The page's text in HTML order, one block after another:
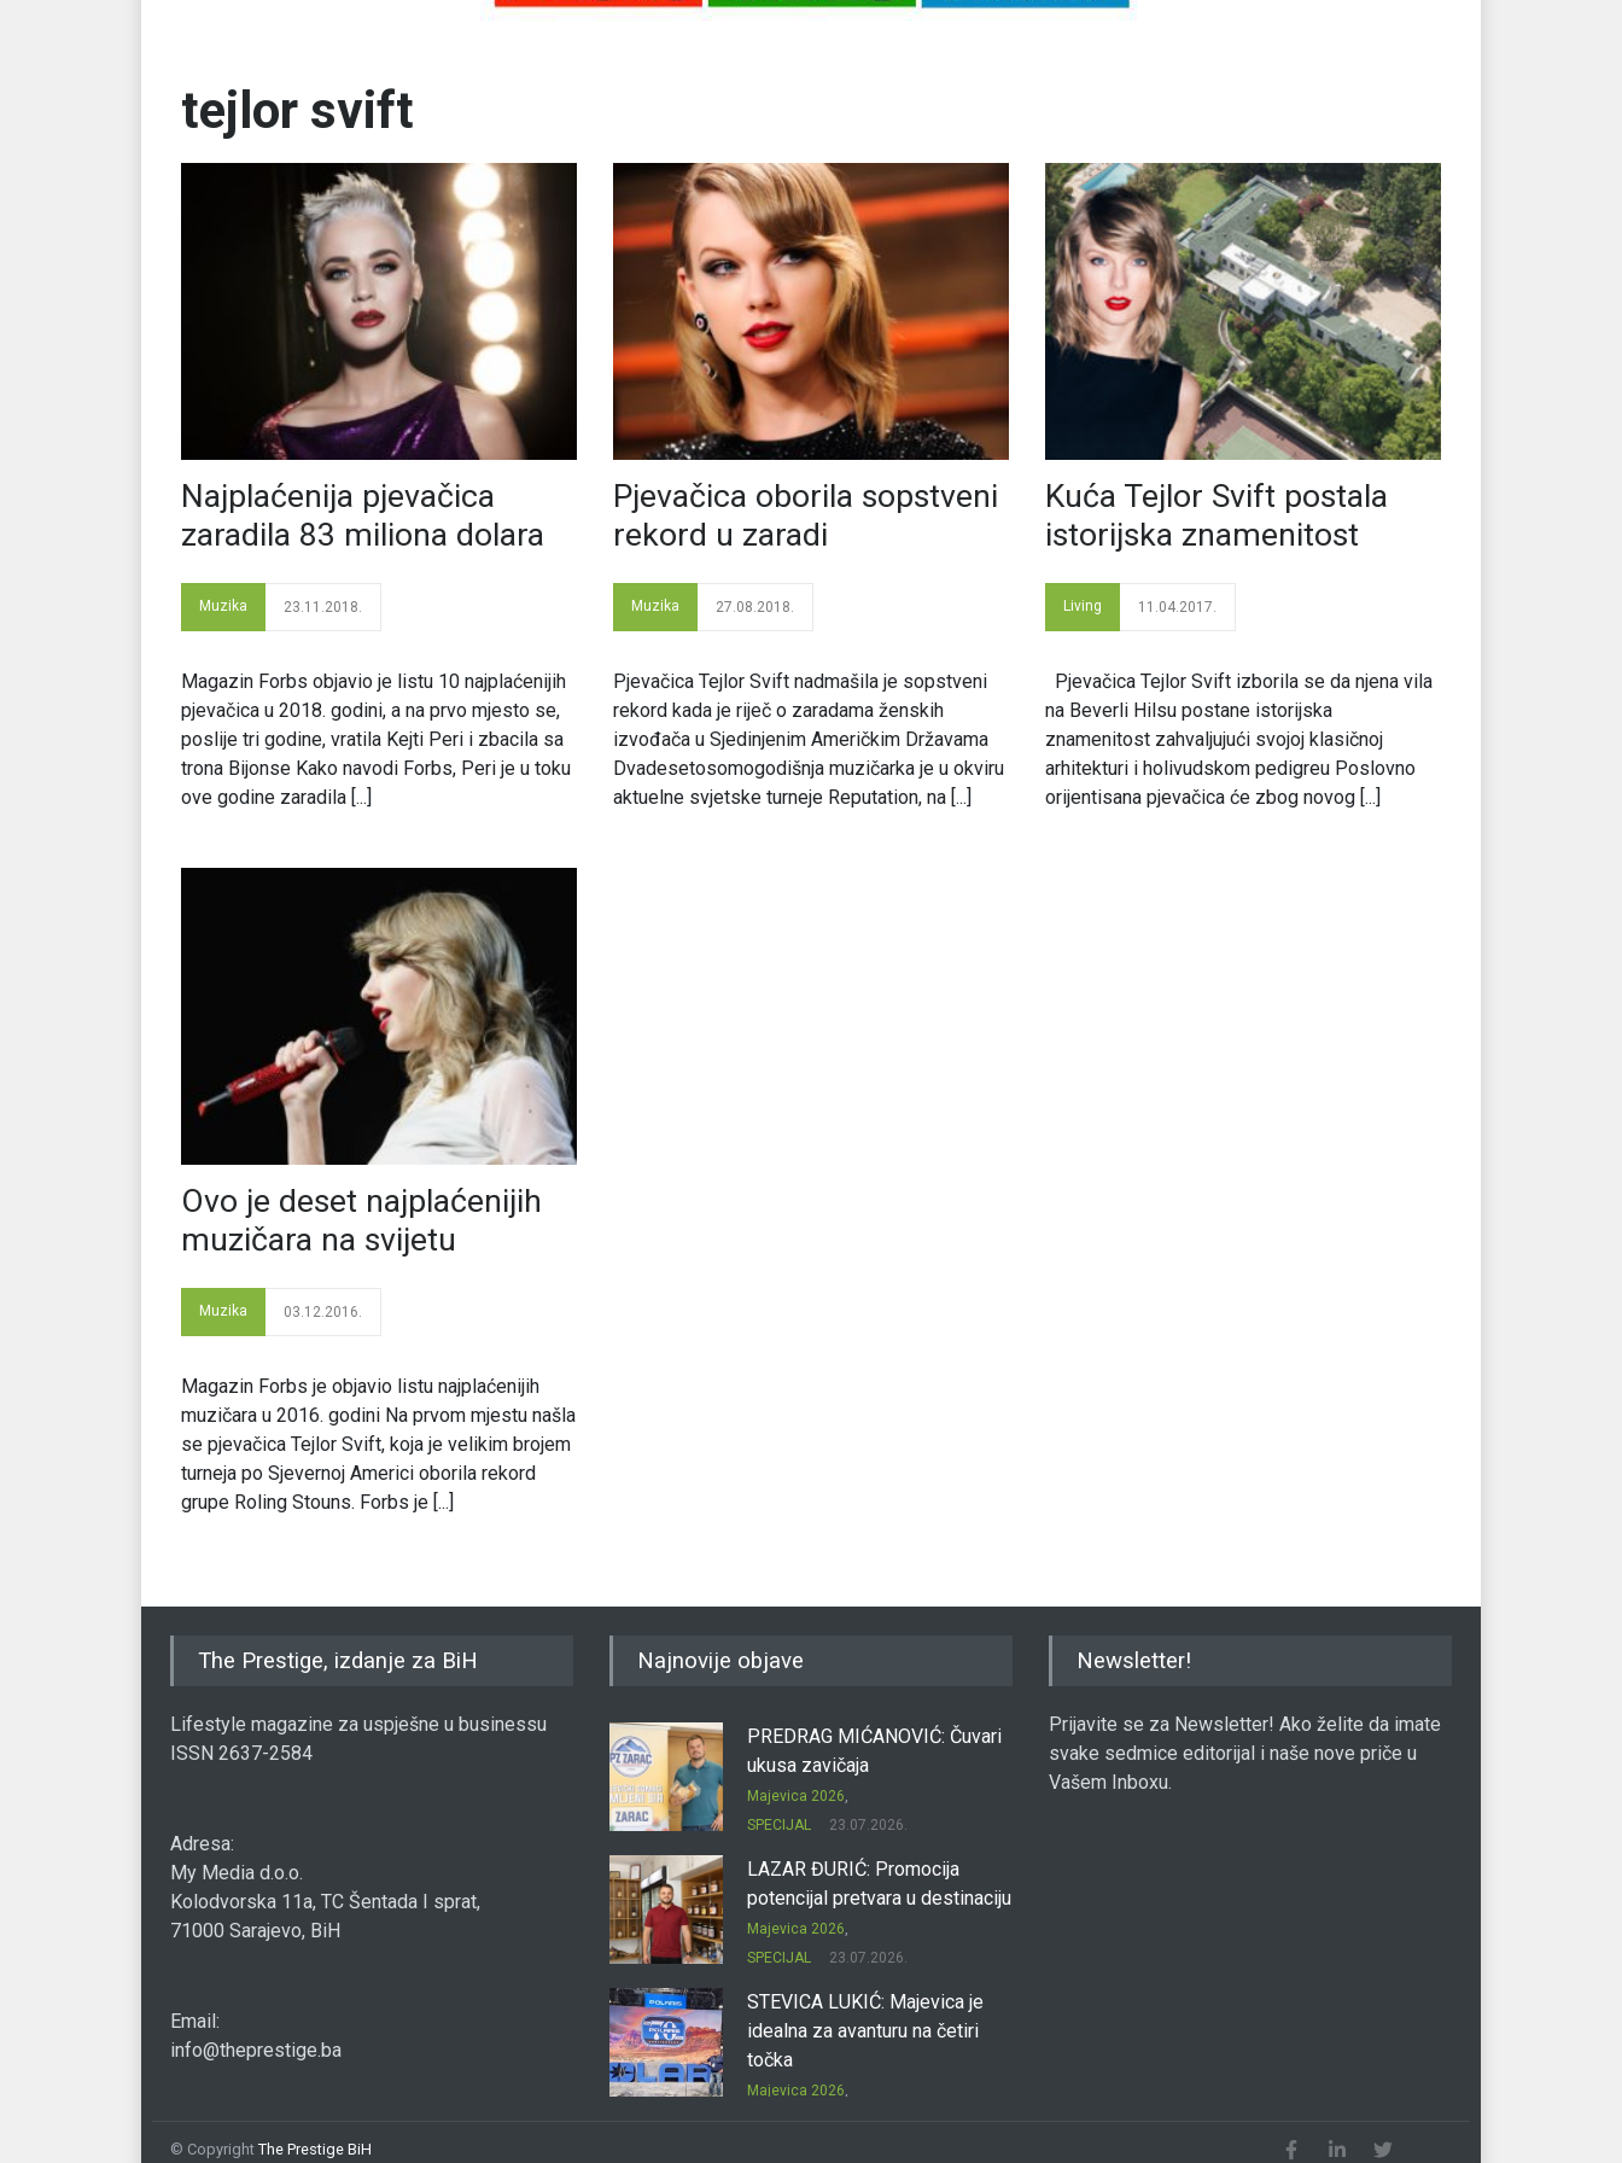
tejlor svift
Najplaćenija pjevačica
zaradila 83 miliona dolara
Muzika 23.11.2018.
Magazin Forbs objavio je listu 10 najplaćenijih
pjevačica u 2018. godini, a na prvo mjesto se,
poslije tri godine, vratila Kejti Peri i zbacila sa
trona Bijonse Kako navodi Forbs, Peri je u toku
ove godine zaradila [...]
Pjevačica oborila sopstveni
rekord u zaradi
Muzika 27.08.2018.
Pjevačica Tejlor Svift nadmašila je sopstveni
rekord kada je riječ o zaradama ženskih
izvođača u Sjedinjenim Američkim Državama
Dvadesetosomogodišnja muzičarka je u okviru
aktuelne svjetske turneje Reputation, na [...]
Kuća Tejlor Svift postala
istorijska znamenitost
Living 11.04.2017.
Pjevačica Tejlor Svift izborila se da njena vila
na Beverli Hilsu postane istorijska
znamenitost zahvaljujući svojoj klasičnoj
arhitekturi i holivudskom pedigreu Poslovno
orijentisana pjevačica će zbog novog [...]
Ovo je deset najplaćenijih
muzičara na svijetu
Muzika 03.12.2016.
Magazin Forbs je objavio listu najplaćenijih
muzičara u 2016. godini Na prvom mjestu našla
se pjevačica Tejlor Svift, koja je velikim brojem
turneja po Sjevernoj Americi oborila rekord
grupe Roling Stouns. Forbs je [...]
The Prestige, izdanje za BiH
Lifestyle magazine za uspješne u businessu
ISSN 2637-2584
Adresa:
My Media d.o.o.
Kolodvorska 11a, TC Šentada I sprat,
71000 Sarajevo, BiH
Email:
info@theprestige.ba
Najnovije objave
PREDRAG MIĆANOVIĆ: Čuvari
ukusa zavičaja
Majevica 2026,
SPECIJAL
23.07.2026.
LAZAR ĐURIĆ: Promocija
potencijal pretvara u destinaciju
Majevica 2026,
SPECIJAL
23.07.2026.
STEVICA LUKIĆ: Majevica je
idealna za avanturu na četiri
točka
Majevica 2026,
Newsletter!
Prijavite se za Newsletter! Ako želite da imate
svake sedmice editorijal i naše nove priče u
Vašem Inboxu.
© Copyright The Prestige BiH